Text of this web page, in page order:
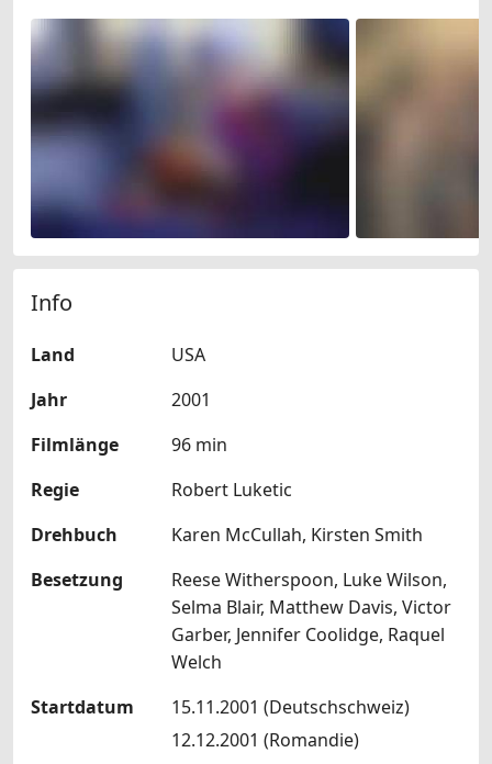
Info
Land
USA
Jahr
2001
Filmlänge
96 min
Regie
Robert Luketic
Drehbuch
Karen McCullah, Kirsten Smith
Besetzung
Reese Witherspoon, Luke Wilson,
Selma Blair, Matthew Davis, Victor
Garber, Jennifer Coolidge, Raquel
Welch
Startdatum
15.11.2001 (Deutschschweiz)
12.12.2001 (Romandie)